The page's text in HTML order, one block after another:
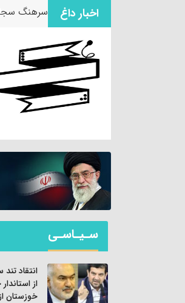
اخبار داغ سرهنگ
سـیـاسـی
انتقاد
از
خوزستان